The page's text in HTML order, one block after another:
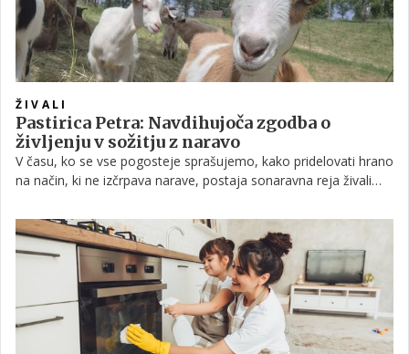
ŽIVALI
Pastirica Petra: Navdihujoča zgodba o
življenju v sožitju z naravo
V času, ko se vse pogosteje sprašujemo, kako pridelovati hrano
na način, ki ne izčrpava narave, postaja sonaravna reja živali
pomemben prostor izjemne biotske raznovrstnosti in varovalo
pred zaraščanjem krajine. V takšnem okolju svojo pot gradi tudi
pastirica Petra, ki je pred enajstimi leti mestno življenje
zamenjala za življenje med bloškimi travniki in gozdovi.